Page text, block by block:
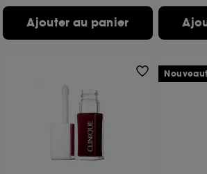
Ajouter au panier